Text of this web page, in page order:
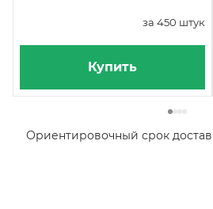
за 450 штук
Купить
Ориентировочный срок